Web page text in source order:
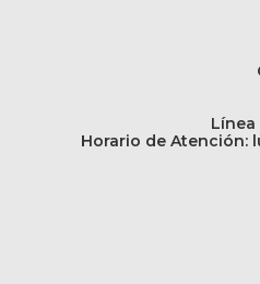
Línea
Horario de Atención: